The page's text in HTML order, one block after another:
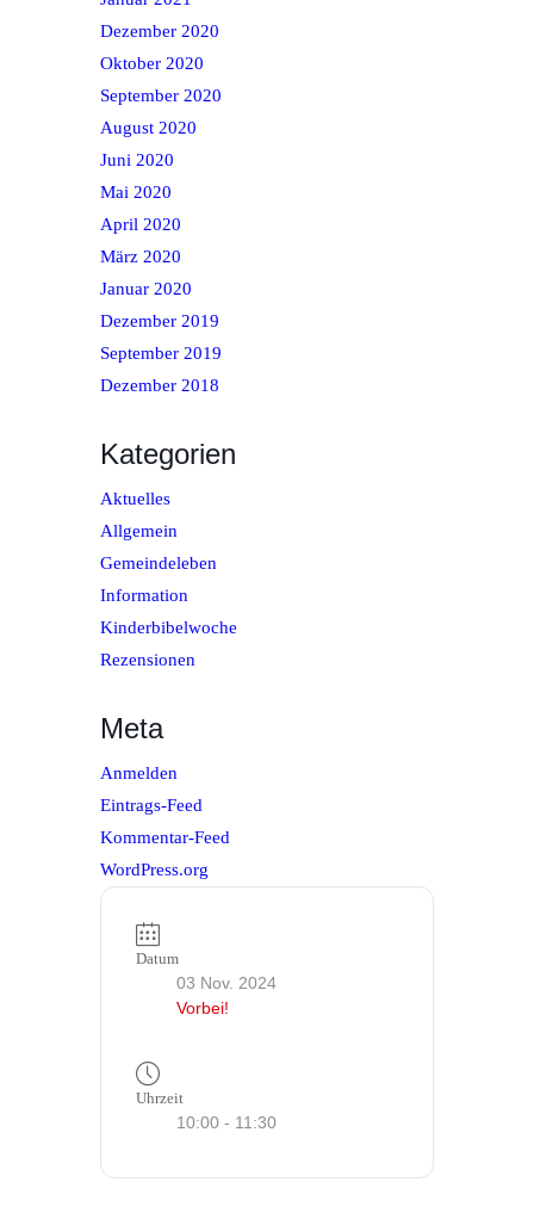
Dezember 2020
Oktober 2020
September 2020
August 2020
Juni 2020
Mai 2020
April 2020
März 2020
Januar 2020
Dezember 2019
September 2019
Dezember 2018
Kategorien
Aktuelles
Allgemein
Gemeindeleben
Information
Kinderbibelwoche
Rezensionen
Meta
Anmelden
Eintrags-Feed
Kommentar-Feed
WordPress.org
Datum
03 Nov. 2024
Vorbei!
Uhrzeit
10:00 - 11:30